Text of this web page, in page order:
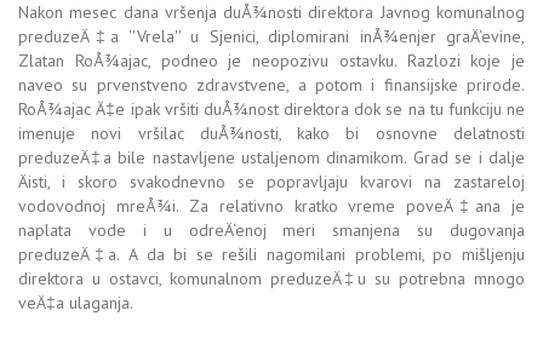
Nakon mesec dana vršenja duÅ¾nosti direktora Javnog komunalnog
preduzeÄ‡a ''Vrela'' u Sjenici, diplomirani inÅ¾enjer graÄ‘evine,
Zlatan RoÅ¾ajac, podneo je neopozivu ostavku. Razlozi koje je
naveo su prvenstveno zdravstvene, a potom i finansijske prirode.
RoÅ¾ajac Ä‡e ipak vršiti duÅ¾nost direktora dok se na tu funkciju ne
imenuje novi vršilac duÅ¾nosti, kako bi osnovne delatnosti
preduzeÄ‡a bile nastavljene ustaljenom dinamikom. Grad se i dalje
Äisti, i skoro svakodnevno se popravljaju kvarovi na zastareloj
vodovodnoj mreÅ¾i. Za relativno kratko vreme poveÄ‡ana je
naplata vode i u odreÄ‘enoj meri smanjena su dugovanja
preduzeÄ‡a. A da bi se rešili nagomilani problemi, po mišljenju
direktora u ostavci, komunalnom preduzeÄ‡u su potrebna mnogo
veÄ‡a ulaganja.